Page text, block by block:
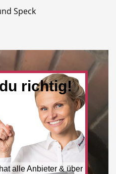
Speck
richtig!
alle Anbieter & über